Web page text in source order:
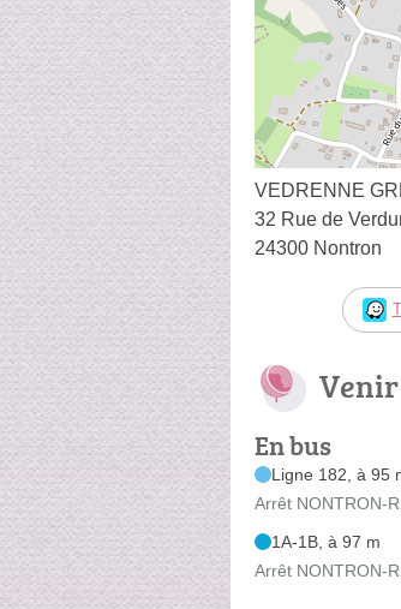
VEDRENNE
32 Rue de
24300 Nontron
En bus
Ligne 182, à 95
Arrêt NONTRON-
1A-1B, à 97 m
Arrêt NONTRON-